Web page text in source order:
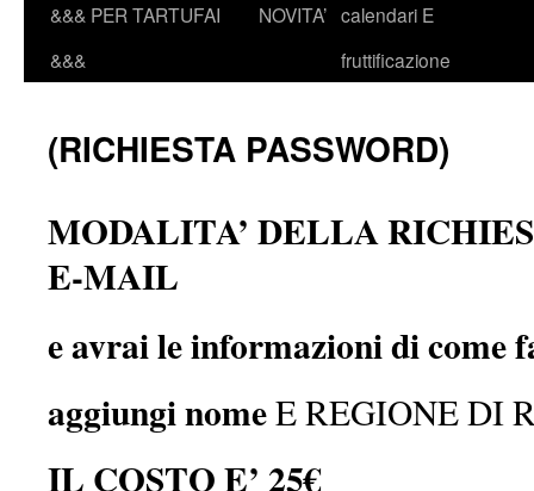
&&& PER TARTUFAI
&&&
NOVITA’ calendari E
fruttificazione
(RICHIESTA PASSWORD)
MODALITA’ DELLA
E-MAIL
e avrai le informazioni di come
aggiungi nomeE REGIONE DI
IL COSTO E’ 25€